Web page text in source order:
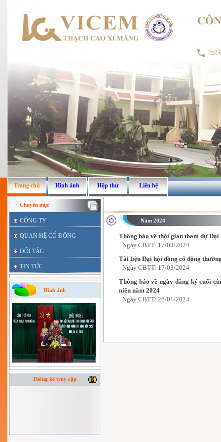
Trang chủ Hình ảnh Hộp thư Liên hệ
Chuyên mục
CÔNG TY
QUAN HỆ CỔ ĐÔNG
ĐỐI TÁC
TIN TỨC
Hình ảnh
Thống kê truy cập
Năm 2024
Thông báo về thời gian tham dự Đại
Ngày CBTT: 17/03/2024
Tài liệu Đại hội đồng cổ đông
Ngày CBTT: 17/03/2024
Thông báo về ngày đăng ký cuối
niên năm 2024
Ngày CBTT: 26/01/2024